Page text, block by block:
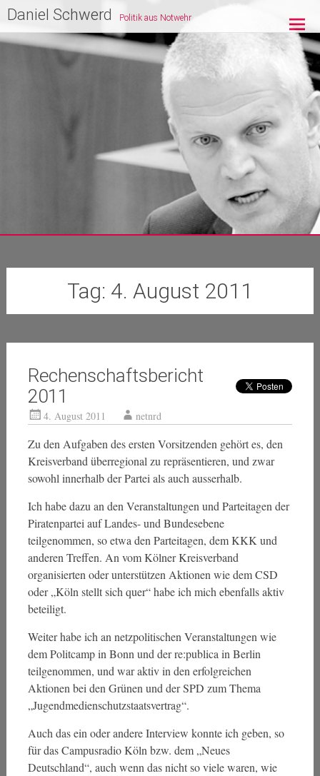
Zum
Inhalt
springen
Daniel Schwerd Politik aus Notwehr
Tag: 4. August 2011
Rechenschaftsbericht
2011
4. August 2011 netnrd
Zu den Aufgaben des ersten Vorsitzenden gehört es, den
Kreisverband überregional zu repräsentieren, und zwar
sowohl innerhalb der Partei als auch ausserhalb.
Ich habe dazu an den Veranstaltungen und Parteitagen der
Piratenpartei auf Landes- und Bundesebene
teilgenommen, so etwa den Parteitagen, dem KKK und
anderen Treffen. An vom Kölner Kreisverband
organisierten oder unterstützen Aktionen wie dem CSD
oder „Köln stellt sich quer“ habe ich mich ebenfalls aktiv
beteiligt.
Weiter habe ich an netzpolitischen Veranstaltungen wie
dem Politcamp in Bonn und der re:publica in Berlin
teilgenommen, und war aktiv in den erfolgreichen
Aktionen bei den Grünen und der SPD zum Thema
„Jugendmedienschutzstaatsvertrag“.
Auch das ein oder andere Interview konnte ich geben, so
für das Campusradio Köln bzw. dem „Neues
Deutschland“, auch wenn das nicht so viele waren, wie